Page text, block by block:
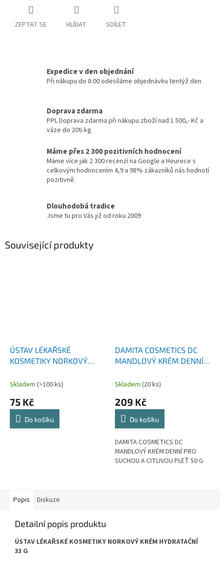
ZEPTAT SE HLÍDAT SDÍLET
Expedice v den objednání
Při nákupu do 8:00 odesíláme objednávku tentýž den
Doprava zdarma
PPL Doprava zdarma při nákupu zboží nad 1 500,- Kč a
váze do 20ti kg
Máme přes 2 300 pozitivních hodnocení
Máme více jak 2 300 recenzí na Google a Heurece s
celkovým hodnocením 4,9 a 98% zákazníků nás hodnotí
pozitivně.
Dlouhodobá tradice
Jsme tu pro Vás již od roku 2009
Související produkty
ÚSTAV LÉKAŘSKÉ
KOSMETIKY NORKOVÝ
Skladem (>100 ks)
75 Kč
Do košíku
DAMITA COSMETICS DC
MANDLOVÝ KRÉM DENNÍ
PLEŤ 50 G
Skladem (20 ks)
209 Kč
Do košíku
DAMITA COSMETICS DC
MANDLOVÝ KRÉM DENNÍ PRO
SUCHOU A CITLIVOU PLEŤ 50 G
Popis Diskuze
Detailní popis produktu
ÚSTAV LÉKAŘSKÉ KOSMETIKY NORKOVÝ KRÉM HYDRATAČNÍ
33 G